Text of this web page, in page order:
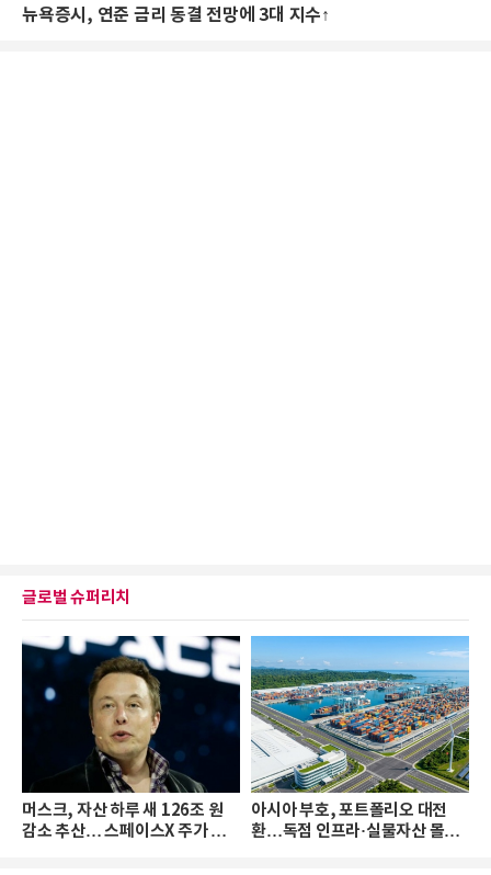
뉴욕증시, 연준 금리 동결 전망에 3대 지수↑
글로벌 슈퍼리치
머스크, 자산 하루 새 126조 원
감소 추산… 스페이스X 주가 하
아시아 부호, 포트폴리오 대전
환…독점 인프라·실물자산 몰린